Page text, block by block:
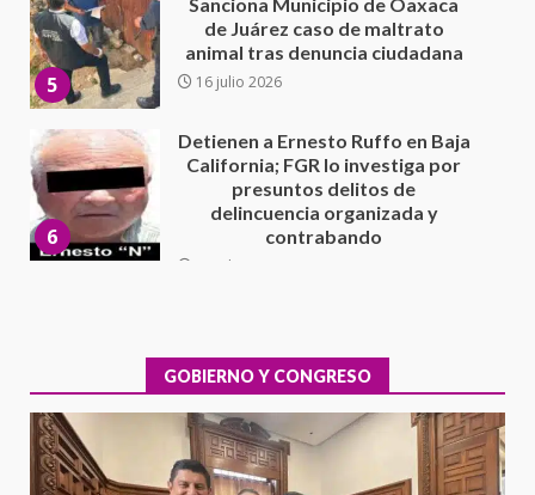
6
California; FGR lo investiga por
presuntos delitos de
delincuencia organizada y
contrabando
7
Sin paso carretera Oaxaca-
Cuacnopalan
26 junio 2026
1
integral de las instalaciones de la
Escuela Secundaria General
Moisés Sáenz Garza
5 agosto 2026
Ciudad Salud: justicia social para
GOBIERNO Y CONGRESO